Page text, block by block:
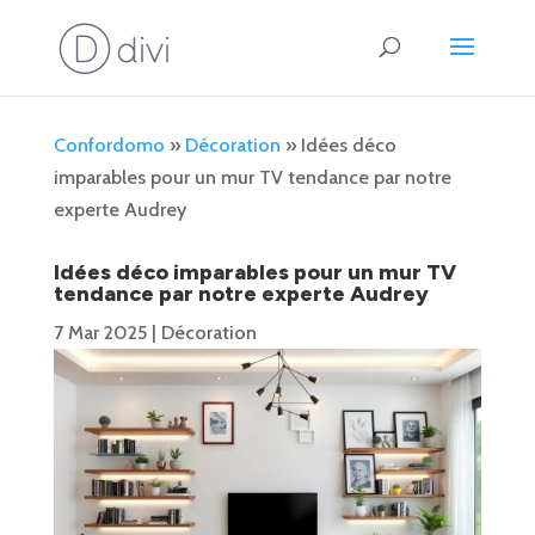
Confordomo » Décoration » Idées déco
imparables pour un mur TV tendance par notre
experte Audrey
Idées déco imparables pour un mur TV
tendance par notre experte Audrey
7 Mar 2025| Décoration